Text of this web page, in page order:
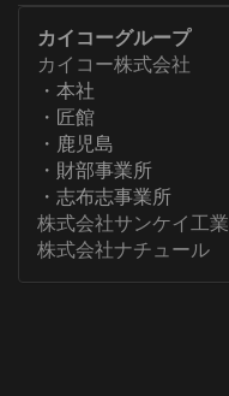
カイコーグループ
カイコー株式会社
・本社
・匠館
・鹿児島
・財部事業所
・志布志事業所
株式会社サンケイ工業
株式会社ナチュール